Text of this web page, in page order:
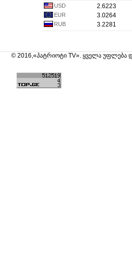
USD 2.6223
EUR 3.0264
RUB 3.2281
© 2016,«პატრიოტი TV». ყველა უფლება